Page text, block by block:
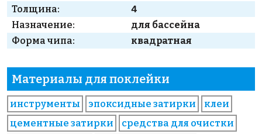
Толщина:
4
Назначение:
для бассейна
Форма чипа:
квадратная
Материалы для поклейки
инструменты эпоксидные затирки
клеи
цементные затирки
средства для очистки